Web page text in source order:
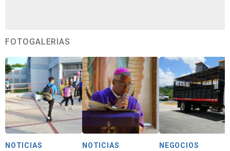
FOTOGALERÍAS
NOTICIAS NOTICIAS NEGOCIOS